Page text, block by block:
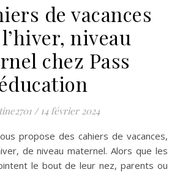
de vacances
niveau
chez Pass
/ 14 février 2024
de niveau maternel. Alors que les
le bout de leur nez, parents ou